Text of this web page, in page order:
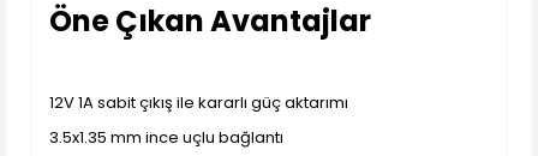
Öne Çıkan Avantajlar
12V 1A sabit çıkış ile kararlı güç aktarımı
3.5x1.35 mm ince uçlu bağlantı